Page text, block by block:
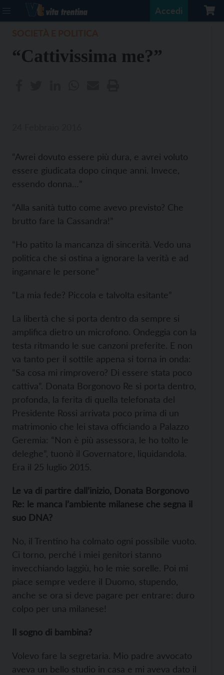
Accedi
“Cattivissima me?”
“Avrei dovuto essere più dura, e avrei voluto
essere giudicata dopo cinque anni. Invece,
essendo donna…”
“Alla sanità tutto come avevo previsto? Che
brutto fare la Cassandra!”
“Ho patito la mancanza di sincerità. Vedo una
politica che si ostina a ignorare la verità e ad
ingannare le persone”
“La mia fede? Piccola e talvolta esitante”
La libertà che si porta dentro da sempre si
amplifica dietro un microfono. Ondeggia con la
testa ritmando le sue canzoni preferite. E non
va tanto per il sottile appena si torna in onda:
“Sa cosa mi rimprovero? Di essere stata poco
cattiva”. Donata Borgonovo Re si porta dentro,
profonda, la ferita di quella telefonata del
Presidente Rossi arrivata poco prima di un
matrimonio che lei stava officiando a Palazzo
Geremia: “Non è più assessora, le ho tolto le
deleghe”, tuonò il Governatore, liquidandola.
Era il 25 luglio 2015.
Le va di partire dall’inizio, Donata Borgonovo
Re: le manca l’ambiente milanese che segna il
suo DNA?
No, il Trentino ha colmato ogni possibile vuoto.
Ci torno, perché i miei genitori stanno
invecchiando laggiù, ho le mie sorelle. Poi mi
piace sempre vedere il Duomo, stupendo,
anche se ora si deve pagare per entrare: duro
colpo per una milanese!
Il sogno di bambina?
Volevo fare la segretaria. Mio padre avvocato
aveva un bello studio in casa e mi aveva dato il